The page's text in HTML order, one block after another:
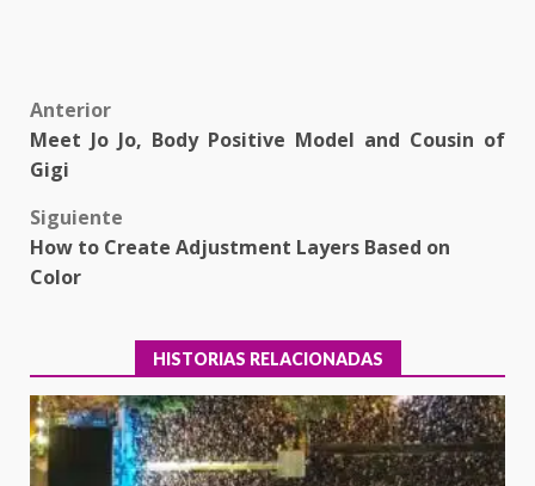
Post
navigation
Anterior
Meet Jo Jo, Body Positive Model and Cousin of
Gigi
Siguiente
How to Create Adjustment Layers Based on
Color
HISTORIAS RELACIONADAS